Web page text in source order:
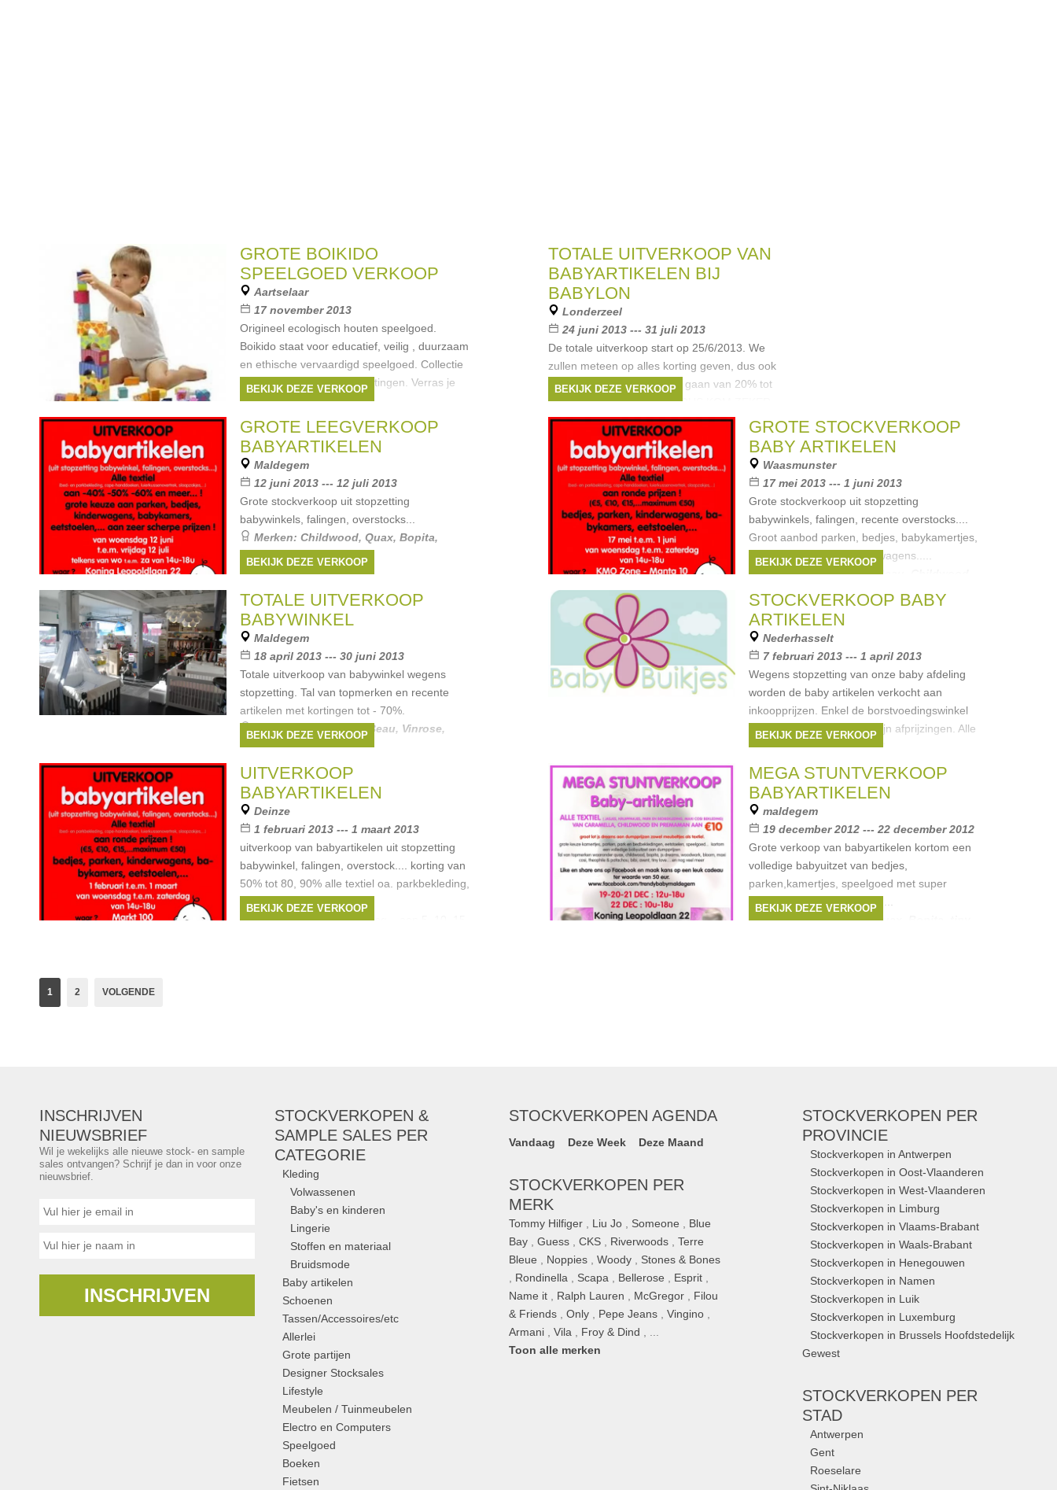
GROTE BOIKIDO
SPEELGOED VERKOOP
Aartselaar
17 november 2013
Origineel ecologisch houten speelgoed.
Boikido staat voor educatief, veilig , duurzaam
en ethische vervaardigd speelgoed. Collectie
2014 aan uitzonderlijke kortingen. Verras je
kleine spruit met de
Merken:tiny love,Boikido , Sassy,
Teamson ,Taf Toy\\\'s
BEKIJK DEZE VERKOOP
TOTALE UITVERKOOP VAN
BABYARTIKELEN BIJ
BABYLON
Londerzeel
24 juni 2013 --- 31 juli 2013
De totale uitverkoop start op 25/6/2013. We
zullen meteen op alles korting geven, dus ook
de kleding. Onze kortingen gaan van 20% tot
70%. ALLES MOET WEG, DUS KOM ZEKER
LANGS! Wij zullen al extra open
Merken:Mexx,Noppies
strass,Petit Bateau, ...
BEKIJK DEZE VERKOOP
GROTE LEEGVERKOOP
BABYARTIKELEN
Maldegem
12 juni 2013 --- 12 juli 2013
Grote stockverkoop uit stopzetting
babywinkels, falingen, overstocks...
Merken: Childwood, Quax, Bopita,
Caramella,Yolene, ...
BEKIJK DEZE VERKOOP
GROTE STOCKVERKOOP
BABY ARTIKELEN
Waasmunster
17 mei 2013 --- 1 juni 2013
Grote stockverkoop uit stopzetting
babywinkels, falingen, recente overstocks....
Groot aanbod parken, bedjes, babykamertjes,
bed en park textiel, kinderwagens.....
Merken:First,Ducky Beau
Bopita ,Caramella , ...
BEKIJK DEZE VERKOOP
TOTALE UITVERKOOP
BABYWINKEL
Maldegem
18 april 2013 --- 30 juni 2013
Totale uitverkoop van babywinkel wegens
stopzetting. Tal van topmerken en recente
artikelen met kortingen tot - 70%.
Merken:First,Ducky Beau, Vinrose,
Childwood,Quax, ...
BEKIJK DEZE VERKOOP
STOCKVERKOOP BABY
ARTIKELEN
Nederhasselt
7 februari 2013 --- 1 april 2013
Wegens stopzetting van onze baby afdeling
worden de baby artikelen verkocht aan
inkoopprijzen. Enkel de borstvoedingswinkel
blijft over, maar ook daar zijn afprijzingen. Alle
artikelen staan al afgeprijsd
Merken:bobux ,Babylonia , lipfish,
love, Babymoov, ...
BEKIJK DEZE VERKOOP
UITVERKOOP
BABYARTIKELEN
Deinze
1 februari 2013 --- 1 maart 2013
uitverkoop van babyartikelen uit stopzetting
babywinkel, falingen, overstock.... korting van
50% tot 80, 90% alle textiel oa. parkbekleding,
bedbekleding,
verzorgingstassen,verzorging....aan 5, 10, 15,
BEKIJK DEZE VERKOOP
MEGA STUNTVERKOOP
BABYARTIKELEN
maldegem
19 december 2012 --- 22 december 2012
Grote verkoop van babyartikelen kortom een
volledige babyuitzet van bedjes,
parken,kamertjes, speelgoed met super
kortingen op grote merken....
Merken:Childwood,Quax
BEKIJK DEZE VERKOOP
1 2 VOLGENDE
INSCHRIJVEN
NIEUWSBRIEF
Wil je wekelijks alle nieuwe stock- en sample
sales ontvangen? Schrijf je dan in voor onze
nieuwsbrief.
INSCHRIJVEN
STOCKVERKOPEN &
SAMPLE SALES PER
CATEGORIE
Kleding
Volwassenen
Baby's en kinderen
Lingerie
Stoffen en materiaal
Bruidsmode
Baby artikelen
Schoenen
Tassen/Accessoires/etc
Allerlei
Grote partijen
Designer Stocksales
Lifestyle
Meubelen / Tuinmeubelen
Electro en Computers
Speelgoed
Boeken
Fietsen
STOCKVERKOPEN AGENDA
Vandaag Deze Week Deze Maand
STOCKVERKOPEN PER
MERK
Tommy Hilfiger Liu Jo Someone
Blue
Bay ,Guess ,CKS Riverwoods ,Terre
Bleue
Noppies ,Woody
Stones & Bones
Rondinella Scapa Bellerose Esprit
Name it
Ralph Lauren McGregor
Filou
& Friends ,Only Pepe Jeans ,Vingino
Armani ,Vila Froy & Dind
Toon alle merken
STOCKVERKOPEN PER
PROVINCIE
Stockverkopen in Antwerpen
Stockverkopen in Oost-Vlaanderen
Stockverkopen in West-Vlaanderen
Stockverkopen in Limburg
Stockverkopen in Vlaams-Brabant
Stockverkopen in Waals-Brabant
Stockverkopen in Henegouwen
Stockverkopen in Namen
Stockverkopen in Luik
Stockverkopen in Luxemburg
Stockverkopen in Brussels Hoofdstedelijk
Gewest
STOCKVERKOPEN PER
STAD
Antwerpen
Gent
Roeselare